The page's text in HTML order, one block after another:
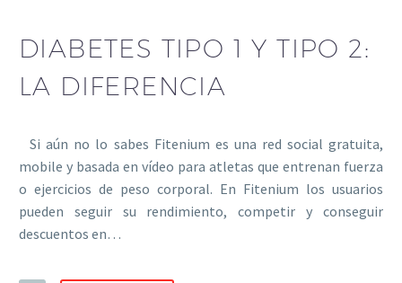
DIABETES TIPO 1 Y TIPO 2:
LA DIFERENCIA
Si aún no lo sabes Fitenium es una red social gratuita,
mobile y basada en vídeo para atletas que entrenan fuerza
o ejercicios de peso corporal. En Fitenium los usuarios
pueden seguir su rendimiento, competir y conseguir
descuentos en…